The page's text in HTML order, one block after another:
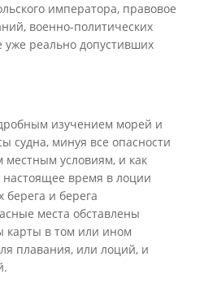
императора, правовое
военно-политических
реально допустивших
изучением морей и
судна, минуя все опасности
условиям, и как
время в лоции
и берега
места обставлены
карты в том или ином
плавания, или лоций, и